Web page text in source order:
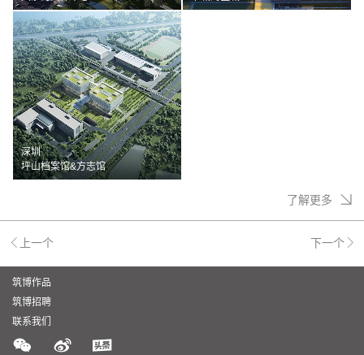
深圳
坪山档案馆&方志馆
了解更多
上一个 下一个
筑博作品
筑博招聘
联系我们